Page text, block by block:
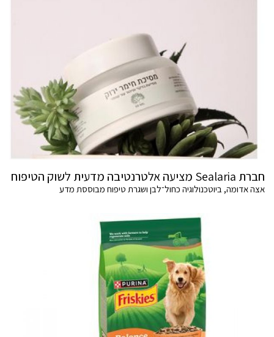
חברת Sealaria מציעה אלטרנטיבה מדעית לשוק הטיפוח
אצה אדומה, ביוטכנולוגיה כחול־לבן ושגרת טיפוח מבוססת מדע